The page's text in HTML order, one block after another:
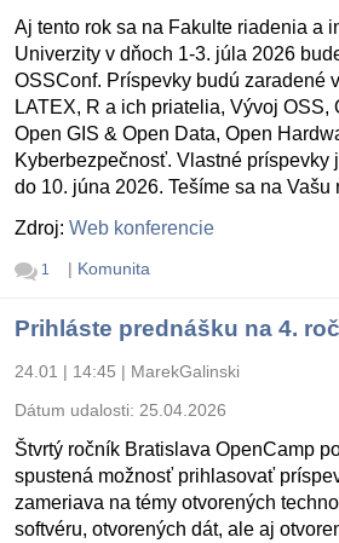
Aj tento rok sa na Fakulte riadenia a
Univerzity v dňoch 1-3. júla 2026
OSSConf. Príspevky budú zaradené
LATEX, R a ich priatelia, Vývoj OSS,
Open GIS & Open Data, Open
Kyberbezpečnosť. Vlastné príspevky
do 10. júna 2026. Tešíme sa na Vašu
Zdroj: Web konferencie
1 | Komunita
Prihláste prednášku na 4.
24.01 | 14:45 | MarekGalinski
Dátum udalosti: 25.04.2026
Štvrtý ročník Bratislava OpenCamp
spustená možnosť prihlasovať
zameriava na témy otvorených
softvéru, otvorených dát, ale aj